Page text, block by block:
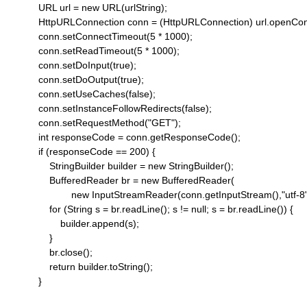
            URL url = new URL(urlString);
HttpURLConnection conn = (HttpURLConnection)
            conn.setConnectTimeout(5 * 1000);
            conn.setReadTimeout(5 * 1000);
            conn.setDoInput(true);
            conn.setDoOutput(true);
            conn.setUseCaches(false);
            conn.setInstanceFollowRedirects(false);
            conn.setRequestMethod("GET");
            int responseCode = conn.getResponseCode();
            if (responseCode == 200) {
                StringBuilder builder = new StringBuilder();
                BufferedReader br = new BufferedReader(
new InputStreamReader(conn.getInputStream(),"utf-
                for (String s = br.readLine(); s != null; s = br.readLine()) {
                    builder.append(s);
                }
                br.close();
                return builder.toString();
            }